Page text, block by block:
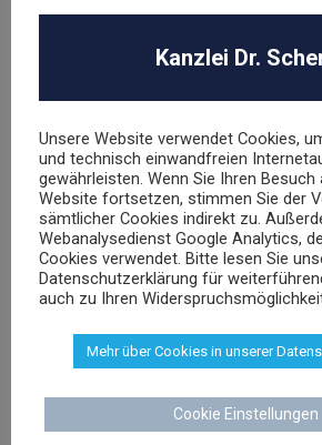
Hasbro Inc
UNSER TEAM
Dr. Stephan
Rechtsanwalt und Fachanwalt für
EMAIL sschenk@dr-
TEL 0421 566 38 780
Kanzlei Dr.
Unsere Website verwendet Cookies,
und technisch einwandfreien
gewährleisten. Wenn Sie Ihren
Website fortsetzen, stimmen Sie der
sämtlicher Cookies indirekt zu.
Webanalysedienst Google Analytics,
Cookies verwendet. Bitte lesen Sie
Datenschutzerklärung für
auch zu Ihren
Mehr über Cookies in unserer
Cookie Einstellungen